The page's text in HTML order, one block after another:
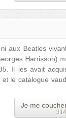
aux Beatles
Harrisson)
Il les avait
le catalogue
Je me